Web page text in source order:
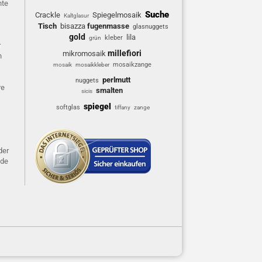
Crackle Kaltglasur Spiegelmosaik Suche
Tisch bisazza fugenmasse glasnuggets
gold grün kleber
lila
mikromosaik millefiori
mosaik mosaikkleber mosaikzange
nuggets perlmutt
sicis smalten
softglas spiegel tiffany zange